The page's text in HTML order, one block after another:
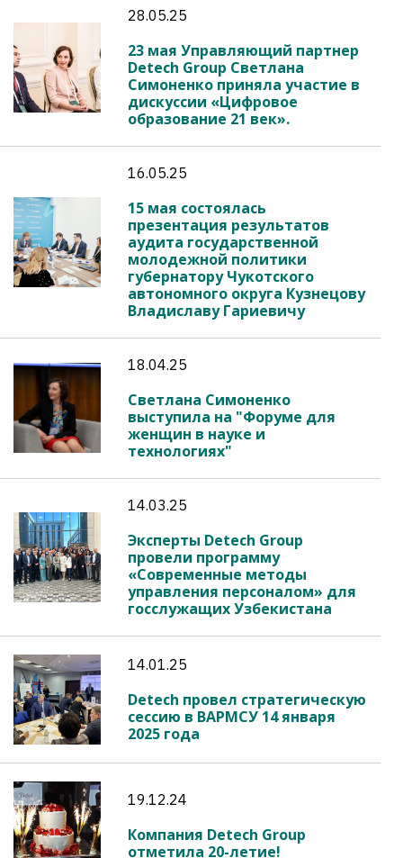
28.05.25
23 мая Управляющий партнер
Detech Group Светлана
Симоненко приняла участие в
дискуссии «Цифровое
образование 21 век».
16.05.25
15 мая состоялась
презентация результатов
аудита государственной
молодежной политики
губернатору Чукотского
автономного округа Кузнецову
Владиславу Гариевичу
18.04.25
Светлана Симоненко
выступила на "Форуме для
женщин в науке и
технологиях"
14.03.25
Эксперты Detech Group
провели программу
«Современные методы
управления персоналом» для
госслужащих Узбекистана
14.01.25
Detech провел стратегическую
сессию в ВАРМСУ 14 января
2025 года
19.12.24
Компания Detech Group
отметила 20-летие!